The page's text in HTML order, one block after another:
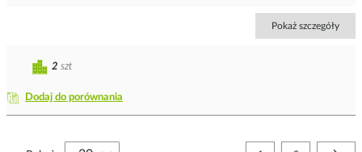
Pokaż szczegóły
Dodaj do porównania
2 szt
Strona